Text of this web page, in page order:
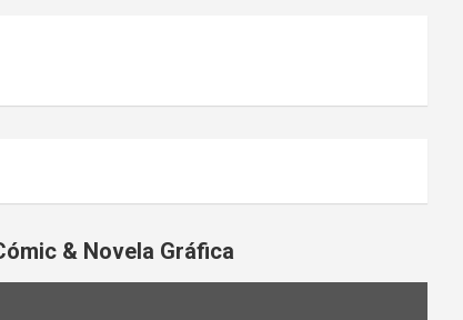
& Novela Gráfica